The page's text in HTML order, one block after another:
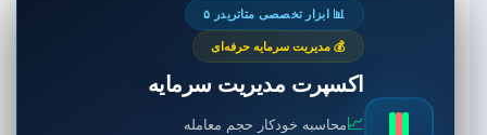
📊 ابزار تخصصی متاتریدر ۵
💰 مدیریت سرمایه حرفه‌ای
اکسپرت مدیریت سرمایه
📈محاسبه خودکار حجم معامله